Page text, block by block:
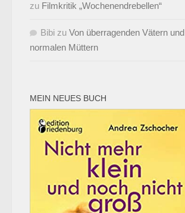
zu Filmkritik „Wochenendrebellen“
Bibi zu Von überragenden Vätern und
normalen Müttern
MEIN NEUES BUCH